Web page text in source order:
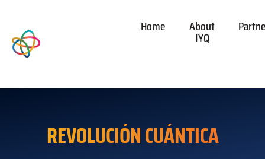
Home About
IYQ
REVOLUCIÓN CUÁNTICA